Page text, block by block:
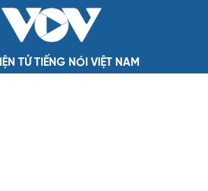
Trao quyền lớn cho